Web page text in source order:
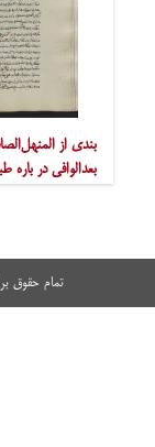
بندی از
بعدالوافی در باره
علاءالدین
تمام حقوق